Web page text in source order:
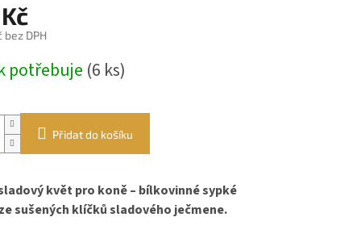
bez DPH
potřebuje (6 ks)
Přidat do košíku
květ pro koně – bílkovinné sypké
sušených klíčků sladového ječmene.